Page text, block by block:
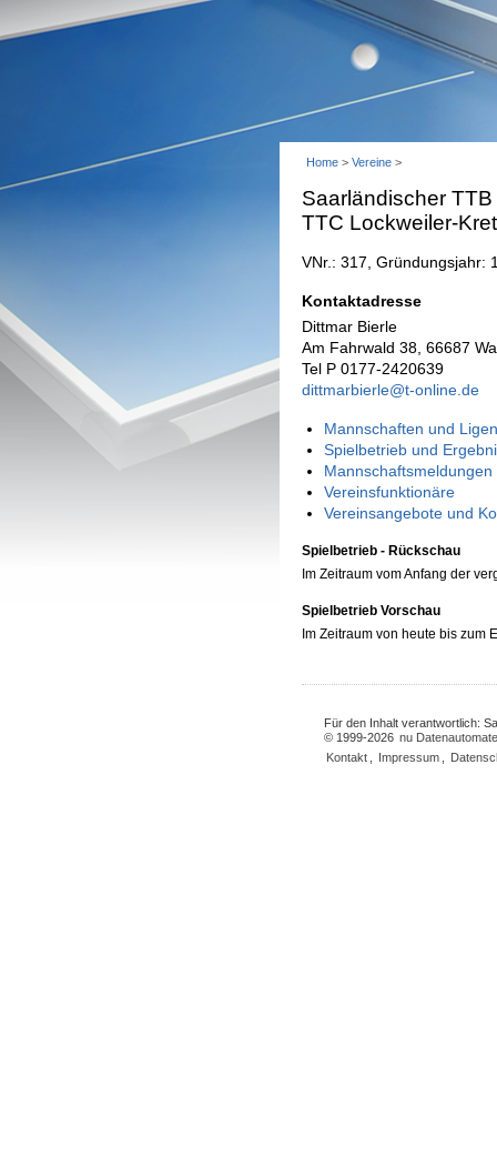
Home > Vereine >
Saarländischer TTB
TTC Lockweiler-
VNr.: 317, Gründungsjahr:
Kontaktadresse
Dittmar Bierle
Am Fahrwald 38, 66687
Tel P 0177-2420639
dittmarbierle@t-online.de
Mannschaften und
Spielbetrieb und
Vereinsfunktionäre
Vereinsangebote und
Spielbetrieb - Rückschau
Im Zeitraum vom Anfang der
Spielbetrieb Vorschau
Im Zeitraum von heute bis zum
Für den Inhalt verantwortlich:
© 1999-2026 nu
Kontakt
Impressum